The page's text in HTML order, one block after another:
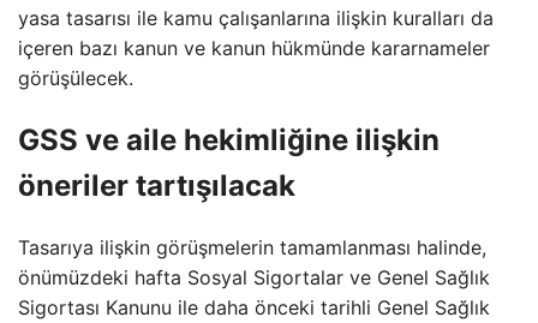
yasa tasarısı ile kamu çalışanlarına ilişkin kuralları da
içeren bazı kanun ve kanun hükmünde kararnameler
görüşülecek.
GSS ve aile hekimliğine ilişkin
öneriler tartışılacak
Tasarıya ilişkin görüşmelerin tamamlanması halinde,
önümüzdeki hafta Sosyal Sigortalar ve Genel Sağlık
Sigortası Kanunu ile daha önceki tarihli Genel Sağlık